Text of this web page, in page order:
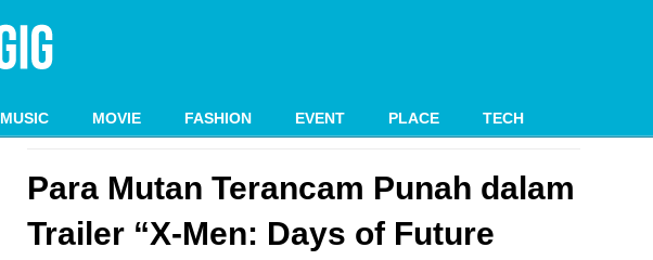
MUSIC MOVIE FASHION EVENT PLACE TECH
Para Mutan Terancam Punah dalam
Trailer “X-Men: Days of Future